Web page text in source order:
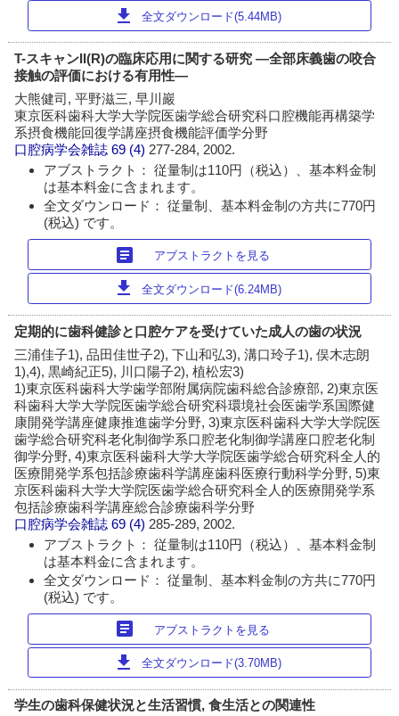
download 全文ダウンロード(5.44MB)
T-スキャンII(R)の臨床応用に関する研究 ―全部床義歯の咬合
接触の評価における有用性―
大熊健司, 平野滋三, 早川巖
東京医科歯科大学大学院医歯学総合研究科口腔機能再構築学
系摂食機能回復学講座摂食機能評価学分野
口腔病学会雑誌 69 (4)277-284, 2002.
アブストラクト： 従量制は110円（税込）、基本料金制
は基本料金に含まれます。
全文ダウンロード： 従量制、基本料金制の方共に770円
(税込) です。
article アブストラクトを見る
download 全文ダウンロード(6.24MB)
定期的に歯科健診と口腔ケアを受けていた成人の歯の状況
三浦佳子1), 品田佳世子2), 下山和弘3), 溝口玲子1), 俣木志朗
1),4), 黒崎紀正5), 川口陽子2), 植松宏3)
1)東京医科歯科大学歯学部附属病院歯科総合診療部, 2)東京医
科歯科大学大学院医歯学総合研究科環境社会医歯学系国際健
康開発学講座健康推進歯学分野, 3)東京医科歯科大学大学院医
歯学総合研究科老化制御学系口腔老化制御学講座口腔老化制
御学分野, 4)東京医科歯科大学大学院医歯学総合研究科全人的
医療開発学系包括診療歯科学講座歯科医療行動科学分野, 5)東
京医科歯科大学大学院医歯学総合研究科全人的医療開発学系
包括診療歯科学講座総合診療歯科学分野
口腔病学会雑誌 69 (4) 285-289, 2002.
アブストラクト： 従量制は110円（税込）、基本料金制
は基本料金に含まれます。
全文ダウンロード： 従量制、基本料金制の方共に770円
(税込) です。
article アブストラクトを見る
download 全文ダウンロード(3.70MB)
学生の歯科保健状況と生活習慣, 食生活との関連性